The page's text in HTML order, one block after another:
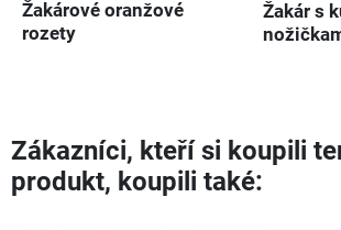
Žakárové oranžové
rozety
Žakár s
Zákazníci, kteří si koupili
produkt, koupili také: